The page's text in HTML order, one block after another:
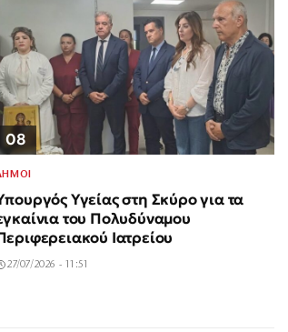
08
Υγείας στη Σκύρο για τα
του Πολυδύναμου
Ιατρείου
27/07/2026 - 11:51